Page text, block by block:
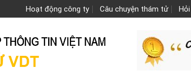
Hoạt động công ty Câu chuyện thám tử